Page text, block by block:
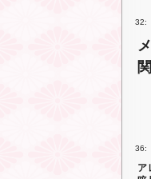
32:
36:
ア